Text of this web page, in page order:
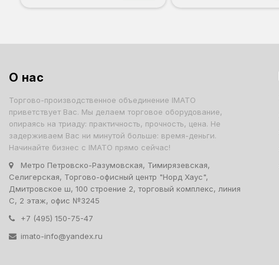
О нас
Торгово-производственное объединение IMATO
приветствует Вас. Мы делаем торговое оборудование,
опираясь на триаду: практичность, прочность, цена. Не
задерживаем Вас ни минутой больше: время-деньги.
Начинайте бизнес с IMATO прямо сейчас!
Метро Петровско-Разумовская, Тимирязевская,
Селигерская, Торгово-офисный центр "Норд Хаус",
Дмитровское ш, 100 строение 2, торговый комплекс, линия
С, 2 этаж, офис №3245
+7 (495) 150-75-47
imato-info@yandex.ru